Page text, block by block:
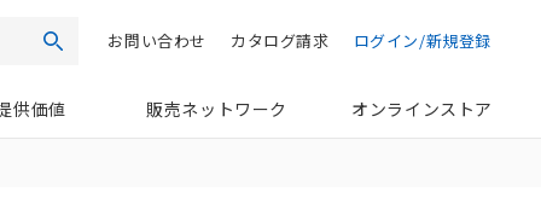
検索 ログイン/新規登録
カタログ請求
お問い合わせ
供価値 販売ネットワーク オンラインストア